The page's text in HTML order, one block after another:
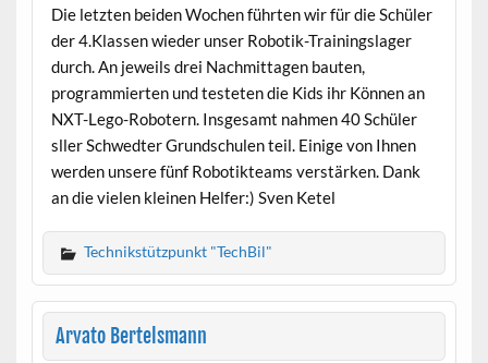
Die letzten beiden Wochen führten wir für die Schüler
der 4.Klassen wieder unser Robotik-Trainingslager
durch. An jeweils drei Nachmittagen bauten,
programmierten und testeten die Kids ihr Können an
NXT-Lego-Robotern. Insgesamt nahmen 40 Schüler
sller Schwedter Grundschulen teil. Einige von Ihnen
werden unsere fünf Robotikteams verstärken. Dank
an die vielen kleinen Helfer:) Sven Ketel
Technikstützpunkt "TechBil"
Arvato Bertelsmann